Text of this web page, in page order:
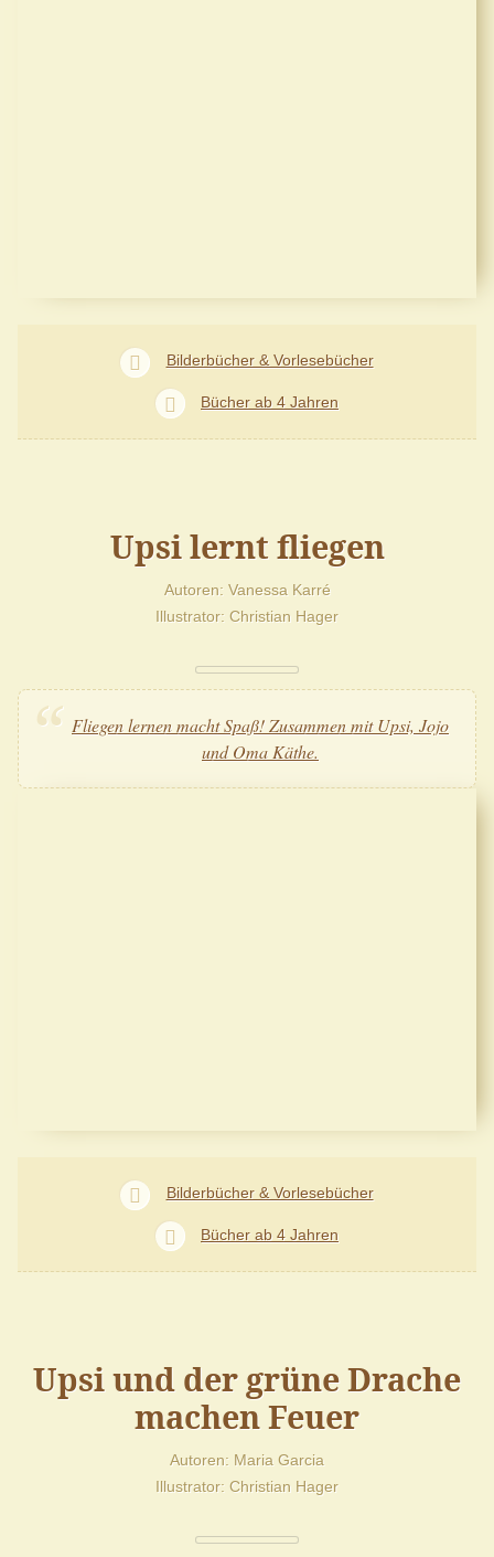
Bilderbücher & Vorlesebücher
Bücher ab 4 Jahren
Upsi lernt fliegen
Autoren Vanessa Karré
Illustrator Christian Hager
Fliegen lernen macht Spaß! Zusammen mit Upsi, Jojo
und Oma Käthe.
Bilderbücher & Vorlesebücher
Bücher ab 4 Jahren
Upsi und der grüne Drache
machen Feuer
Autoren Maria Garcia
Illustrator Christian Hager